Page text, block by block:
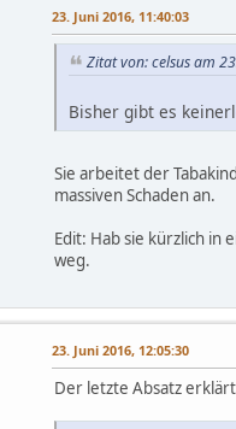
23. Juni 2016, 11:40:03
Zitat von: celsus am
Bisher gibt es
Sie arbeitet der
massiven Schaden an.
Edit: Hab sie kürzlich in
weg.
23. Juni 2016, 12:05:30
Der letzte Absatz